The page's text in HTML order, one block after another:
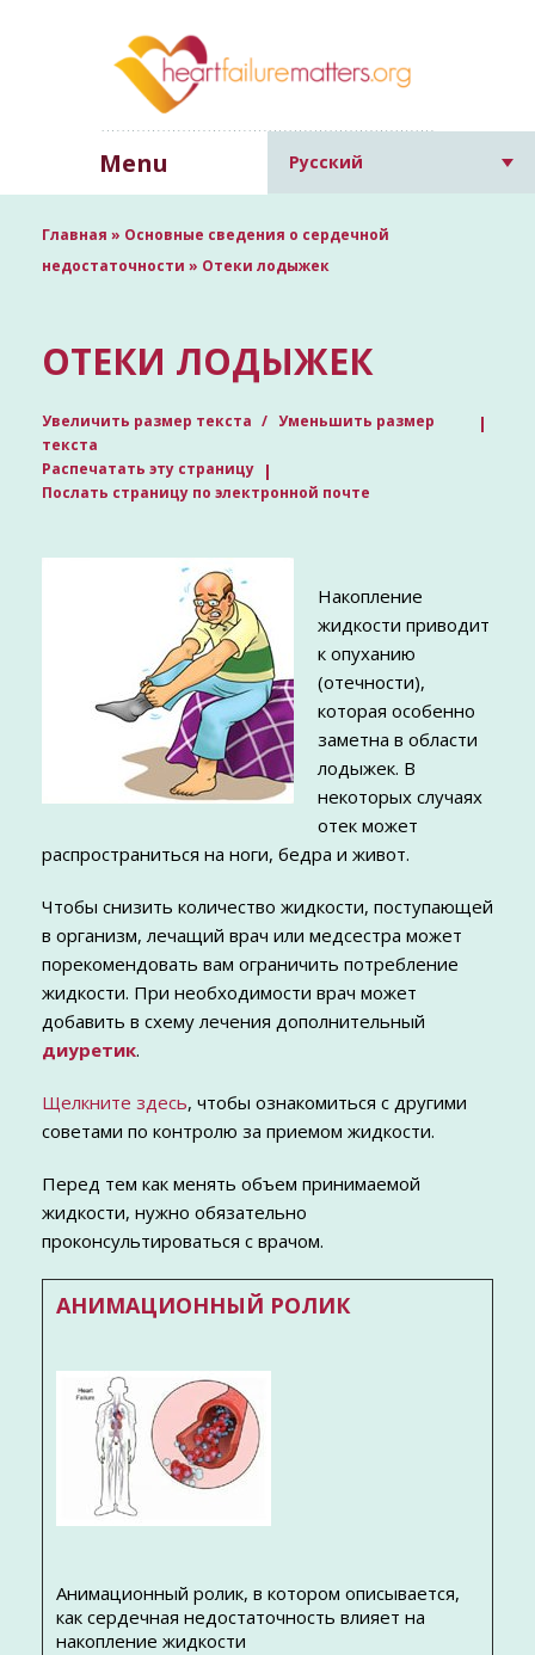
Menu Русский
Главная » Основные сведения о сердечной
недостаточности » Отеки лодыжек
ОТЕКИ ЛОДЫЖЕК
Увеличить размер текста
Уменьшить размер
текста
Распечатать эту страницу
Послать страницу по электронной почте
Накопление
жидкости приводит
к опуханию
(отечности),
которая особенно
заметна в области
лодыжек. В
некоторых случаях
отек может
распространиться на ноги, бедра и живот.
Чтобы снизить количество жидкости, поступающей
в организм, лечащий врач или медсестра может
порекомендовать вам ограничить потребление
жидкости. При необходимости врач может
добавить в схему лечения дополнительный
диуретик.
Щелкните здесь, чтобы ознакомиться с другими
советами по контролю за приемом жидкости.
Перед тем как менять объем принимаемой
жидкости, нужно обязательно
проконсультироваться с врачом.
АНИМАЦИОННЫЙ РОЛИК
Анимационный ролик, в котором описывается,
как сердечная недостаточность влияет на
накопление жидкости